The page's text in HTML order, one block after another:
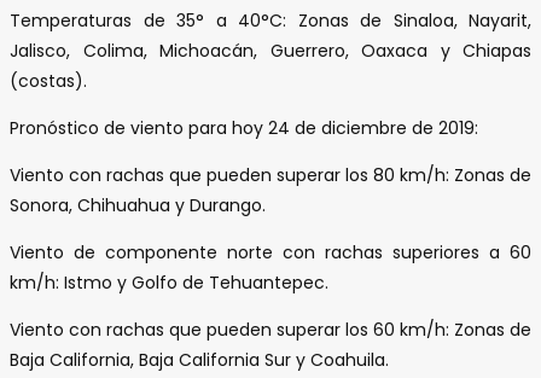
Temperaturas de 35° a 40°C: Zonas de Sinaloa, Nayarit,
Jalisco, Colima, Michoacán, Guerrero, Oaxaca y Chiapas
(costas).
Pronóstico de viento para hoy 24 de diciembre de 2019:
Viento con rachas que pueden superar los 80 km/h: Zonas de
Sonora, Chihuahua y Durango.
Viento de componente norte con rachas superiores a 60
km/h: Istmo y Golfo de Tehuantepec.
Viento con rachas que pueden superar los 60 km/h: Zonas de
Baja California, Baja California Sur y Coahuila.